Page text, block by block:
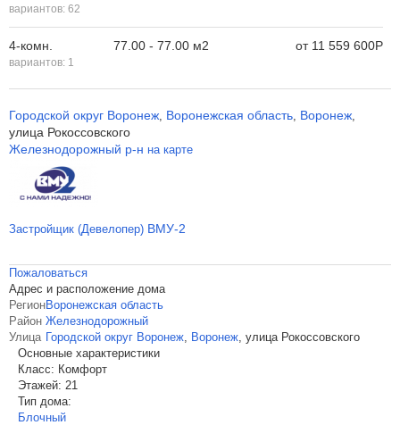
вариантов: 62
4-комн.
вариантов: 1
77.00 - 77.00 м2 от 11 559 600Р
Городской округ Воронеж, Воронежская область, Воронеж,
улица Рокоссовского
Железнодорожный р-н на карте
Застройщик (Девелопер) ВМУ-2
Пожаловаться
Адрес и расположение дома
РегионВоронежская область
Район Железнодорожный
Улица Городской округ Воронеж, Воронеж, улица Рокоссовского
Основные характеристики
Класс: Комфорт
Этажей: 21
Тип дома:
Блочный